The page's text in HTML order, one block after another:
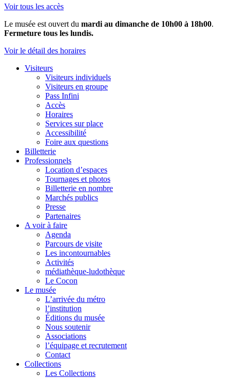
Voir tous les accès
Le musée est ouvert du mardi au dimanche de 10h00 à 18h00.
Fermeture tous les lundis.
Voir le détail des horaires
Visiteurs
Visiteurs individuels
Visiteurs en groupe
Pass Infini
Accès
Horaires
Services sur place
Accessibilité
Foire aux questions
Billetterie
Professionnels
Location d’espaces
Tournages et photos
Billetterie en nombre
Marchés publics
Presse
Partenaires
A voir à faire
Agenda
Parcours de visite
Les incontournables
Activités
médiathèque-ludothèque
Le Cocon
Le musée
L’arrivée du métro
l’institution
Éditions du musée
Nous soutenir
Associations
l’équipage et recrutement
Contact
Collections
Les Collections